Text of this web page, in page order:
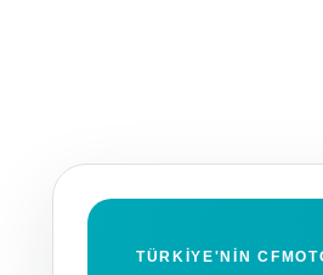
TÜRKIYE'NIN